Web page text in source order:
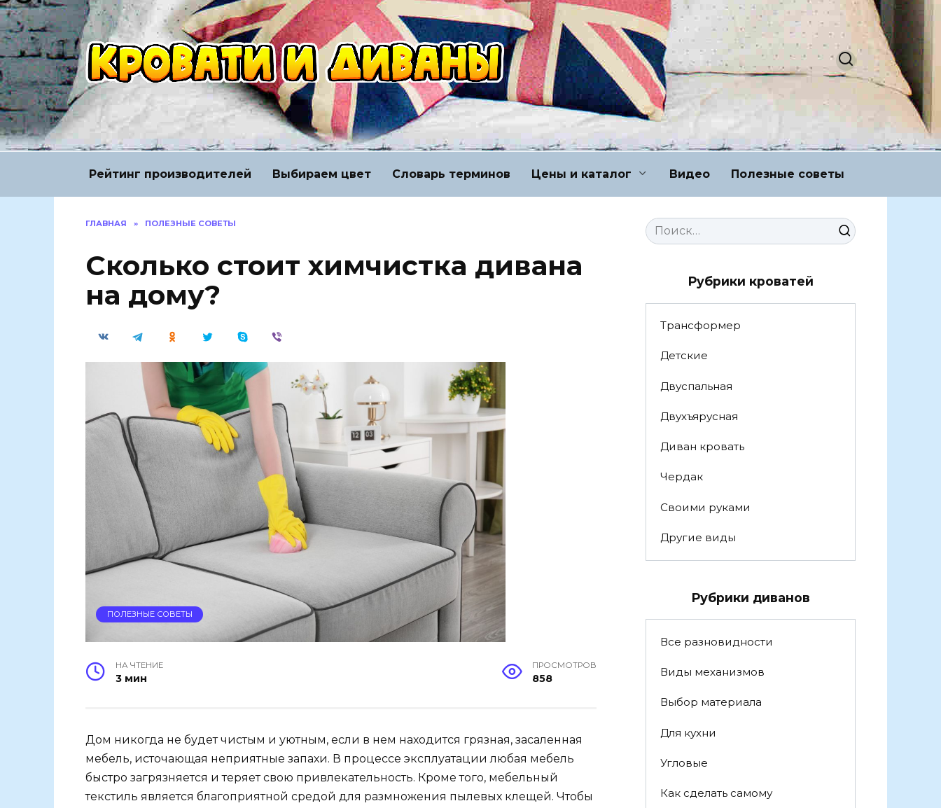
Перейти
к
содержанию
Рейтинг производителей Выбираем цвет Словарь терминов Цены и каталог Видео Полезные советы
ГЛАВНАЯ » ПОЛЕЗНЫЕ СОВЕТЫ
Сколько стоит химчистка дивана
на дому?
ПОЛЕЗНЫЕ СОВЕТЫ
НА ЧТЕНИЕ
3 мин
ПРОСМОТРОВ
858
Дом никогда не будет чистым и уютным, если в нем находится грязная, засаленная
мебель, источающая неприятные запахи. В процессе эксплуатации любая мебель
быстро загрязняется и теряет свою привлекательность. Кроме того, мебельный
текстиль является благоприятной средой для размножения пылевых клещей. Чтобы
Search
for:
Рубрики кроватей
Трансформер
Детские
Двуспальная
Двухъярусная
Диван кровать
Чердак
Своими руками
Другие виды
Рубрики диванов
Все разновидности
Виды механизмов
Выбор материала
Для кухни
Угловые
Как сделать самому